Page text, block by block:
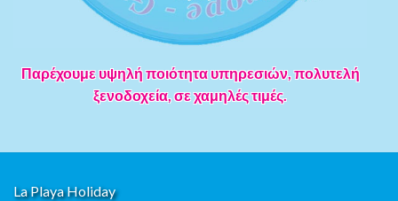
Παρέχουμε υψηλή ποιότητα υπηρεσιών, πολυτελή
ξενοδοχεία, σε χαμηλές τιμές.
La Playa Holiday